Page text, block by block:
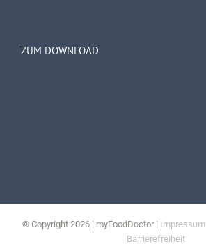
ZUM DOWNLOAD
© Copyright 2026 | myFoodDoctor | Impressum
Barrierefreiheit